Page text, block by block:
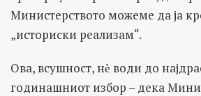
Министерството можеме да ја
„историски реализам“.
Ова, всушност, нѐ води до
годинашниот избор – декa